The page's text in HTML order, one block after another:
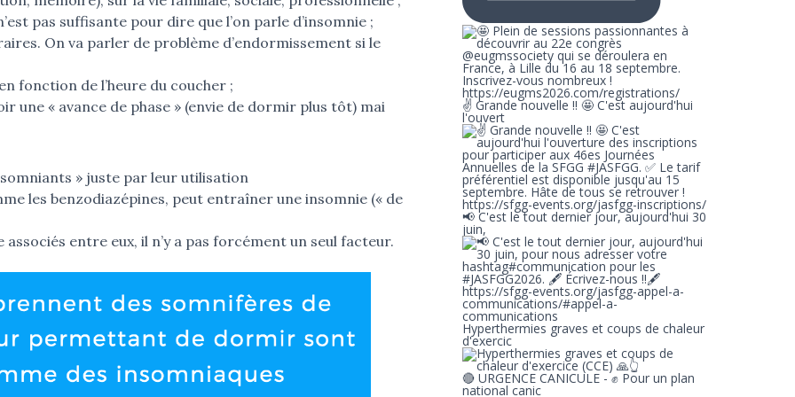
pas suffisante pour dire que l’on parle d’insomnie ;
On va parler de problème d’endormissement si le
fonction de l’heure du coucher ;
une « avance de phase » (envie de dormir plus tôt) mai
» juste par leur utilisation
les benzodiazépines, peut entraîner une insomnie (« de
entre eux, il n’y a pas forcément un seul facteur.
✌ Grande nouvelle !! 🤩 C'est aujourd'hui
l'ouvert
📢 C'est le tout dernier jour, aujourd'hui 30
juin,
Hyperthermies graves et coups de chaleur
d'exercic
🔴 URGENCE CANICULE - ✊ Pour un plan
national canic